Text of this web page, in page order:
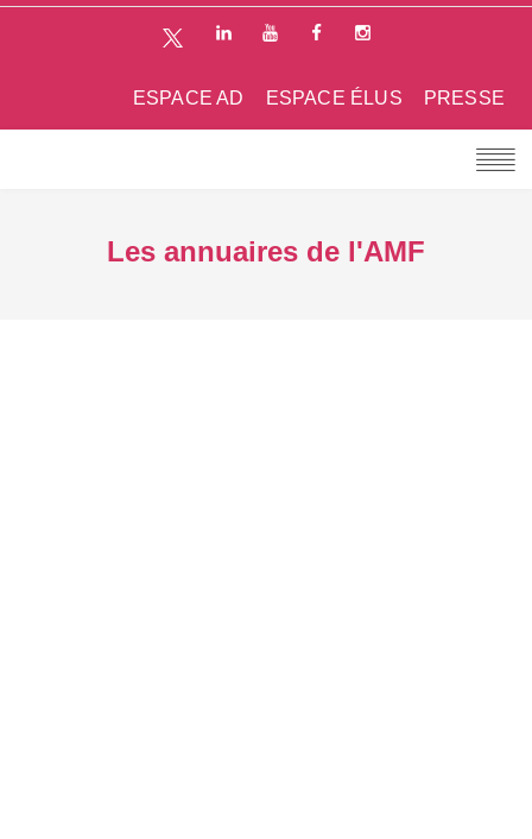
PRESSE
ESPACE ÉLUS
ESPACE AD
Les annuaires de l'AMF